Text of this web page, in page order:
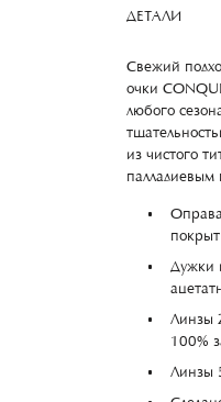
ДЕТАЛИ
Свежий
очки
любого
из чистого
Дужки
Линзы
100%
Линзы